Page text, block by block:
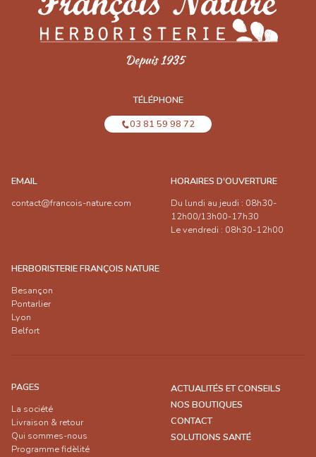
TÉLÉPHONE
03 81 59 98 72
EMAIL
contact@francois-nature.com
HORAIRES D'OUVERTURE
Du lundi au jeudi : 08h30-
12h00/13h00-17h30
Le vendredi : 08h30-12h00
HERBORISTERIE FRANÇOIS NATURE
Besançon
Pontarlier
Lyon
Belfort
PAGES
La société
Livraison & retour
Qui sommes-nous
Programme fidèlité
ACTUALITÉS ET CONSEILS
NOS BOUTIQUES
CONTACT
SOLUTIONS SANTÉ